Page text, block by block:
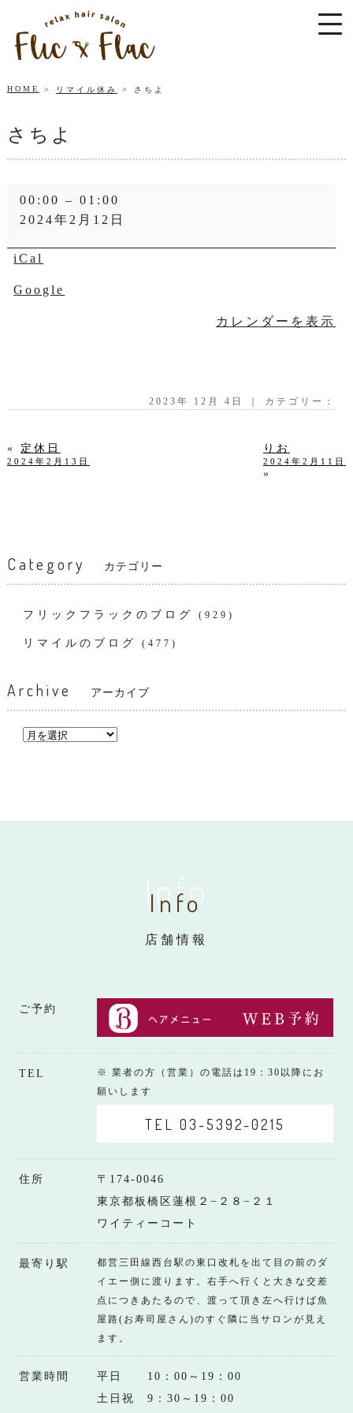
HOME リマイル休み さちよ
さちよ
00:00 – 01:00
2024年2月12日
iCal
Google
カレンダーを表示
2023年 12月 4日 ｜ カテゴリー：
« 定休日
2024年2月13日
りお
2024年2月11日
»
Category カテゴリー
フリックフラックのブログ (929)
リマイルのブログ (477)
Archive アーカイブ
Info
Info
店舗情報
ご予約
TEL
※ 業者の方（営業）の電話は19：30以降にお
願いします
TEL 03-5392-0215
住所
〒174-0046
東京都板橋区蓮根２−２８−２１
ワイティーコート
最寄り駅
都営三田線西台駅の東口改札を出て目の前のダ
イエー側に渡ります。右手へ行くと大きな交差
点につきあたるので、渡って頂き左へ行けば魚
屋路(お寿司屋さん)のすぐ隣に当サロンが見え
ます。
営業時間
平日 10：00～19：00
土日祝 9：30～19：00